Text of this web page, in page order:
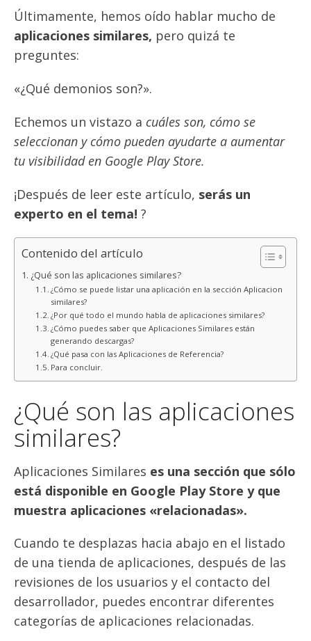
Últimamente, hemos oído hablar mucho de
aplicaciones similares, pero quizá te
preguntes:
«¿Qué demonios son?».
Echemos un vistazo a cuáles son, cómo se
seleccionan y cómo pueden ayudarte a aumentar
tu visibilidad en Google Play Store.
¡Después de leer este artículo, serás un
experto en el tema! ?
Contenido del artículo
¿Qué son las aplicaciones similares?
¿Cómo se puede listar una aplicación en la sección Aplicaciones
similares?
¿Por qué todo el mundo habla de aplicaciones similares?
¿Cómo puedes saber que Aplicaciones Similares están
generando descargas?
¿Qué pasa con las Aplicaciones de Referencia?
Para concluir.
¿Qué son las aplicaciones
similares?
Aplicaciones Similares es una sección que sólo
está disponible en Google Play Store y que
muestra aplicaciones «relacionadas».
Cuando te desplazas hacia abajo en el listado
de una tienda de aplicaciones, después de las
revisiones de los usuarios y el contacto del
desarrollador, puedes encontrar diferentes
categorías de aplicaciones relacionadas.